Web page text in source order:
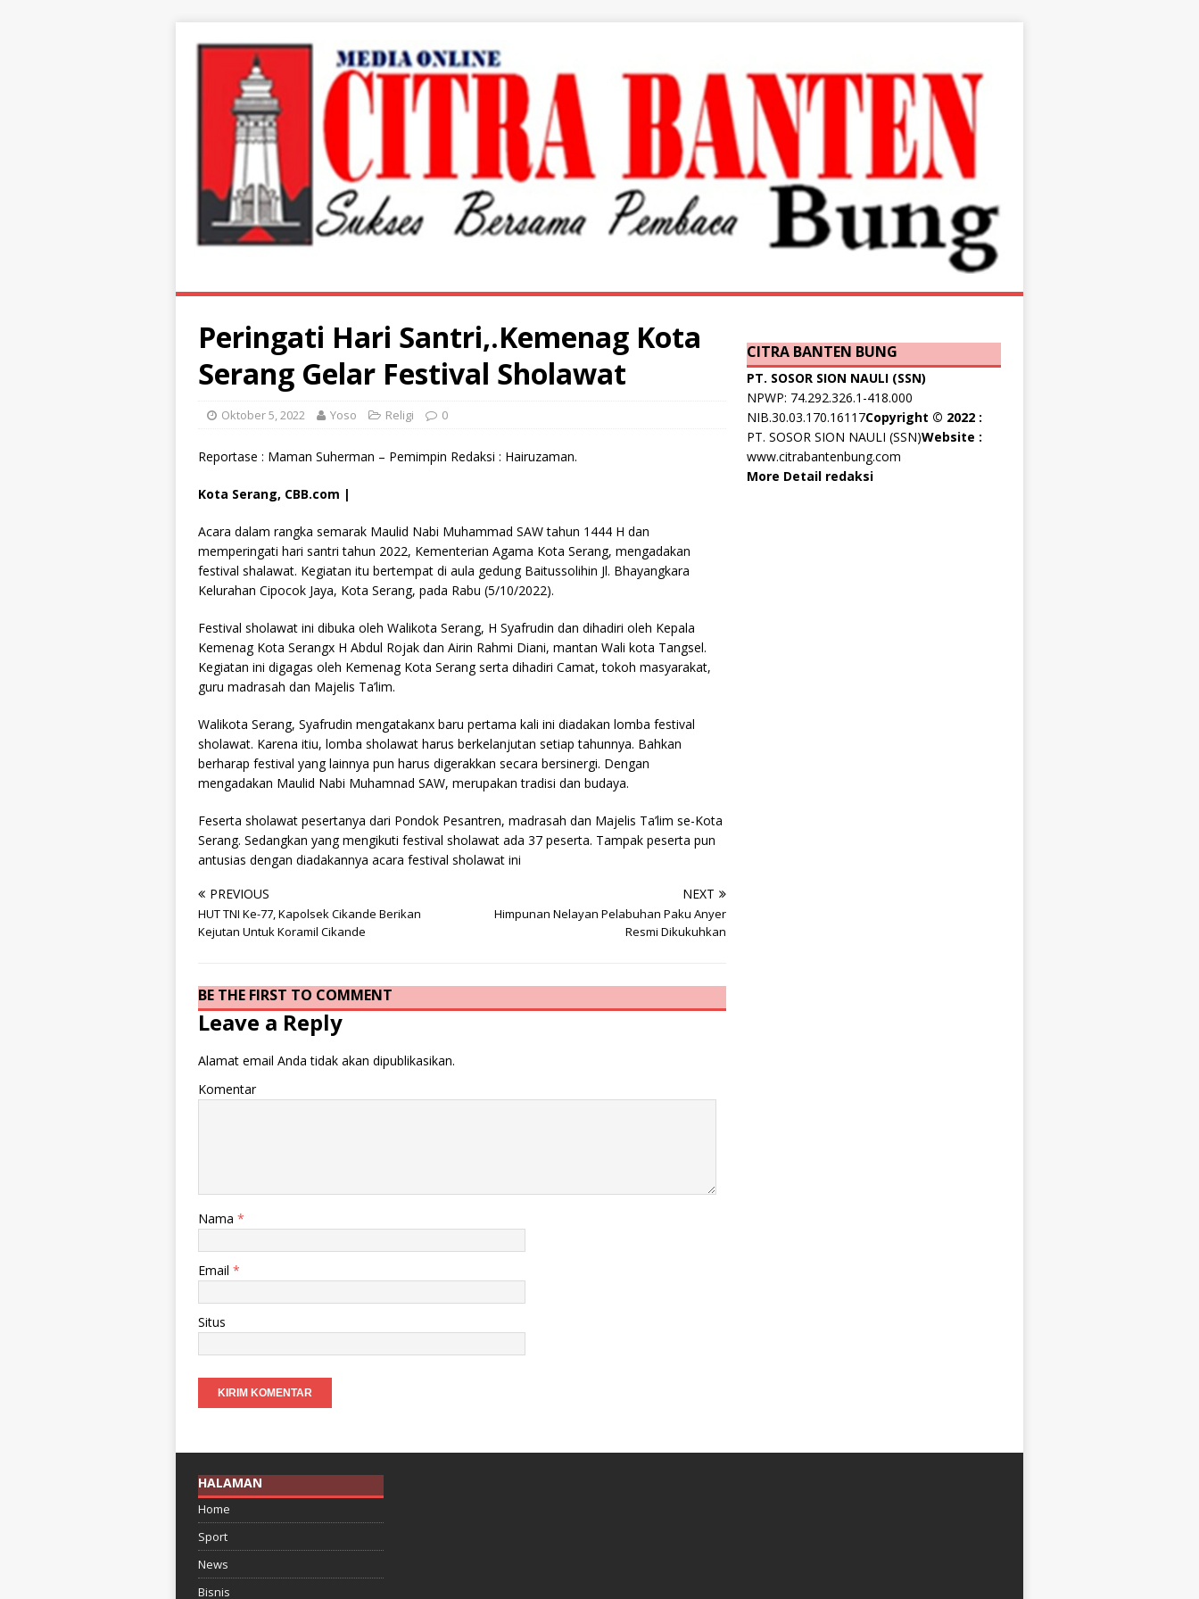
Peringati Hari Santri,.Kemenag Kota
Serang Gelar Festival Sholawat
Oktober 5, 2022 Yoso Religi 0
Reportase : Maman Suherman – Pemimpin Redaksi : Hairuzaman.
Kota Serang, CBB.com |
Acara dalam rangka semarak Maulid Nabi Muhammad SAW tahun 1444 H dan
memperingati hari santri tahun 2022, Kementerian Agama Kota Serang, mengadakan
festival shalawat. Kegiatan itu bertempat di aula gedung Baitussolihin Jl. Bhayangkara
Kelurahan Cipocok Jaya, Kota Serang, pada Rabu (5/10/2022).
Festival sholawat ini dibuka oleh Walikota Serang, H Syafrudin dan dihadiri oleh Kepala
Kemenag Kota Serangx H Abdul Rojak dan Airin Rahmi Diani, mantan Wali kota Tangsel.
Kegiatan ini digagas oleh Kemenag Kota Serang serta dihadiri Camat, tokoh masyarakat,
guru madrasah dan Majelis Ta’lim.
Walikota Serang, Syafrudin mengatakanx baru pertama kali ini diadakan lomba festival
sholawat. Karena itiu, lomba sholawat harus berkelanjutan setiap tahunnya. Bahkan
berharap festival yang lainnya pun harus digerakkan secara bersinergi. Dengan
mengadakan Maulid Nabi Muhamnad SAW, merupakan tradisi dan budaya.
Feserta sholawat pesertanya dari Pondok Pesantren, madrasah dan Majelis Ta’lim se-Kota
Serang. Sedangkan yang mengikuti festival sholawat ada 37 peserta. Tampak peserta pun
antusias dengan diadakannya acara festival sholawat ini
PREVIOUS
HUT TNI Ke-77, Kapolsek Cikande Berikan
Kejutan Untuk Koramil Cikande
NEXT
Himpunan Nelayan Pelabuhan Paku Anyer
Resmi Dikukuhkan
BE THE FIRST TO COMMENT
Leave a Reply
Alamat email Anda tidak akan dipublikasikan.
Komentar
Nama *
Email *
Situs
CITRA BANTEN BUNG
PT. SOSOR SION NAULI (SSN)
NPWP: 74.292.326.1-418.000
NIB.30.03.170.16117Copyright © 2022 :
PT. SOSOR SION NAULI (SSN)Website :
www.citrabantenbung.com
More Detail redaksi
HALAMAN
Home
Sport
News
Bisnis